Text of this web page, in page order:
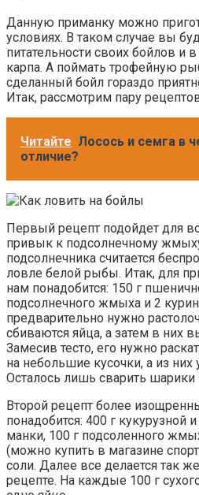
Данную приманку можно
условиях. В таком случае вы
питательности своих бойлов и
карпа. А поймать трофейную
сделанный бойл гораздо
Итак, рассмотрим пару
Читайте Лосось и семга в
отличие?
Первый рецепт подойдет для
привык к подсолнечному
подсолнечника считается
ловле белой рыбы. Итак, для
нам понадобится: 150 г
подсолнечного жмыха и 2
предварительно нужно
сбиваются яйца, а затем в них
Замесив тесто, его нужно
на небольшие кусочки, а из них
Осталось лишь сварить
Второй рецепт более
понадобится: 400 г кукурузной
манки, 100 г подсоленного
(можно купить в магазине
соли. Далее все делается так
рецепте. На каждые 100 г